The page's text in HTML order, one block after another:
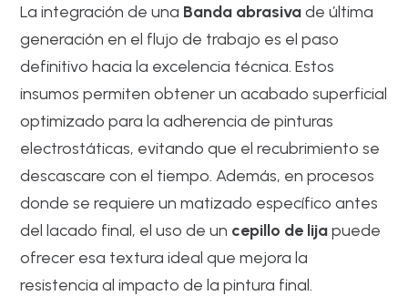
La integración de una Banda abrasivade última
generación en el flujo de trabajo es el paso
definitivo hacia la excelencia técnica. Estos
insumos permiten obtener un acabado superficial
optimizado para la adherencia de pinturas
electrostáticas, evitando que el recubrimiento se
descascare con el tiempo. Además, en procesos
donde se requiere un matizado específico antes
del lacado final, el uso de un cepillo de lijapuede
ofrecer esa textura ideal que mejora la
resistencia al impacto de la pintura final.